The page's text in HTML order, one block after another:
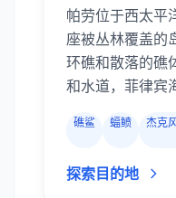
帕劳位于西太平
座被丛林覆盖的
环礁和散落的礁
和水道，菲律宾
了成群的杰克、
蓝角巡游；蝠鲼
礁鲨 蝠鲼 杰克
探索目的地